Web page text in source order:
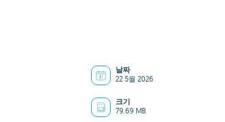
날짜
22 5월 2026
크기
79.69 MB